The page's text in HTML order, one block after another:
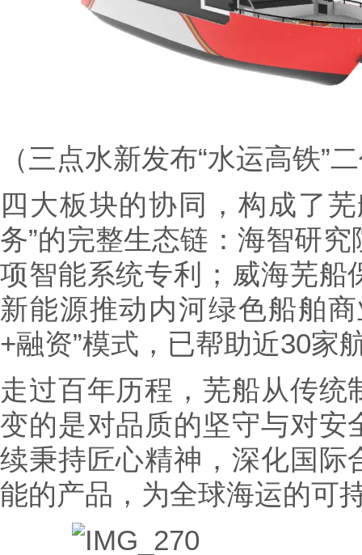
（三点水新发布“水运高铁”
四大板块的协同，构成了
务”的完整生态链：海智研
项智能系统专利；威海芜船
新能源推动内河绿色船舶
+融资”模式，已帮助近30家
走过百年历程，芜船从传
变的是对品质的坚守与对
续秉持匠心精神，深化国际
能的产品，为全球海运的可